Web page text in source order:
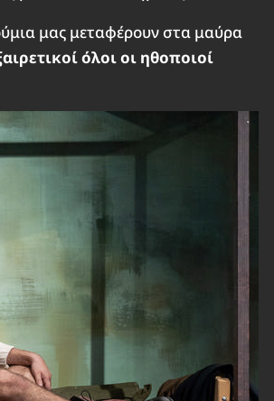
μας μεταφέρουν στα μαύρα
όλοι οι ηθοποιοί